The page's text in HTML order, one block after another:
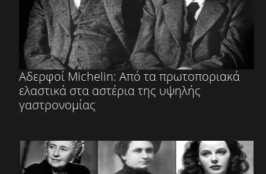
Αδερφοί Michelin: Από τα πρωτοποριακά
ελαστικά στα αστέρια της υψηλής
γαστρονομίας